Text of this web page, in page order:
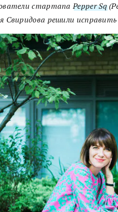
стартапаPepper Sq
Свиридова решили